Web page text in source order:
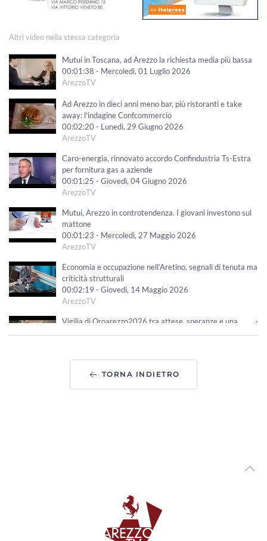
Altri video nella stessa categoria
Mutui in Toscana, ad Arezzo la richiesta media più bassa
00:01:38 - Mercoledì, 01 Luglio 2026
ArezzoTV
Ad Arezzo in dieci anni meno bar, più ristoranti e take
away: l'indagine Confcommercio
00:02:20 - Lunedì, 29 Giugno 2026
ArezzoTV
Caro-energia, rinnovato accordo Confindustria Ts-Estra
per fornitura gas a aziende
00:01:25 - Giovedì, 04 Giugno 2026
ArezzoTV
Mutui, Arezzo in controtendenza. I giovani investono sul
mattone
00:01:23 - Mercoledì, 27 Maggio 2026
ArezzoTV
Economia e occupazione nell’Aretino, segnali di tenuta ma
criticità strutturali
00:02:19 - Giovedì, 14 Maggio 2026
ArezzoTV
Vigilia di Oroarezzo2026 tra attese, speranze e una
Oro arezzo 2026 ridisegnera' le nuove rotte del comparto
orafo aretino
00:01:50 - Lunedì, 27 Aprile 2026
Turismo, bene il 2025 nell'Aretino. Guasconi: "no a facili
TORNA INDIETRO